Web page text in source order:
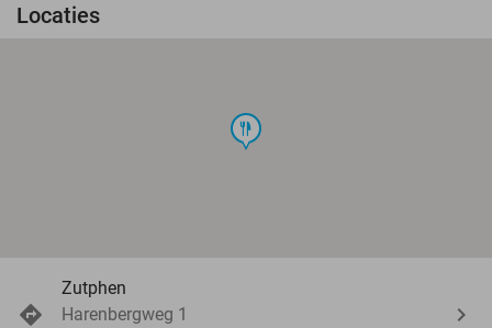
Locaties
food
Zutphen
Harenbergweg 1